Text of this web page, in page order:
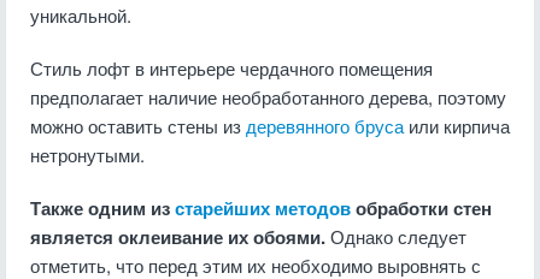
уникальной.
Стиль лофт в интерьере чердачного помещения
предполагает наличие необработанного дерева, поэтому
можно оставить стены из деревянного бруса или кирпича
нетронутыми.
Также одним изстарейших методовобработки стен
является оклеивание их обоями.Однако следует
отметить, что перед этим их необходимо выровнять с